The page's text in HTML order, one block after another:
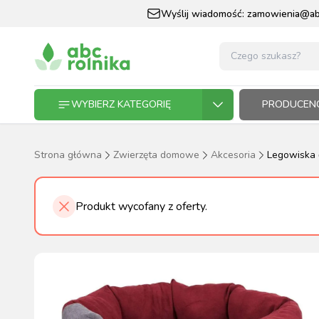
Wyślij wiadomość:
WYBIERZ KATEGORIĘ
ZWIERZĘTA DOMOWE
KOŃ I
OGRODNICTWO
Strona główna Zwierzęta domowe Akcesoria Legowiska
Produkt wycofany z oferty.